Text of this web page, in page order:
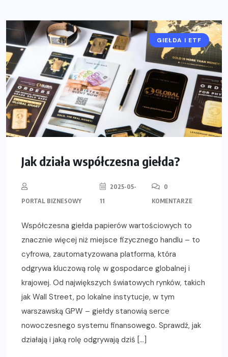
GIEŁDA I ETF
Jak działa współczesna giełda?
PORTAL BIZNESOWY
2025-05-
11
0
KOMENTARZE
Współczesna giełda papierów wartościowych to
znacznie więcej niż miejsce fizycznego handlu – to
cyfrowa, zautomatyzowana platforma, która
odgrywa kluczową rolę w gospodarce globalnej i
krajowej. Od największych światowych rynków, takich
jak Wall Street, po lokalne instytucje, w tym
warszawską GPW – giełdy stanowią serce
nowoczesnego systemu finansowego. Sprawdź, jak
działają i jaką rolę odgrywają dziś […]